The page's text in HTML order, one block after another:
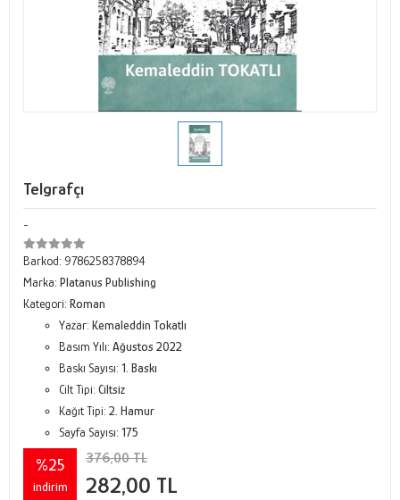
Telgrafçı
-
Barkod: 9786258378894
Marka: Platanus Publishing
Kategori: Roman
Yazar: Kemaleddin Tokatlı
Basım Yılı: Ağustos 2022
Baskı Sayısı: 1. Baskı
Cilt Tipi: Ciltsiz
Kağıt Tipi: 2. Hamur
Sayfa Sayısı: 175
%25
indirim
376,00 TL
282,00 TL